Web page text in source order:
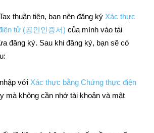
thuận tiện, bạn nên đăng ký Xác thực
tử (공인인증서) của mình vào tài
đăng ký. Sau khi đăng ký, bạn sẽ có
với Xác thực bằng Chứng thực điện
mà không cần nhớ tài khoản và mật